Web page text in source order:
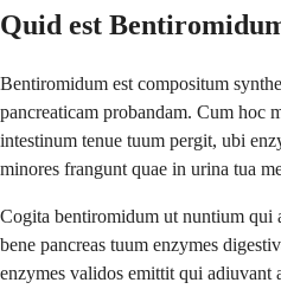
Quid est
Bentiromidum est compositum
pancreaticam probandam. Cum hoc
intestinum tenue tuum pergit, ubi
minores frangunt quae in urina tua
Cogita bentiromidum ut nuntium qui
bene pancreas tuum enzymes
enzymes validos emittit qui adiuvant